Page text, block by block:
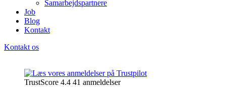
Samarbejdspartnere
Job
Blog
Kontakt
Kontakt os
TrustScore 4.4 41 anmeldelser